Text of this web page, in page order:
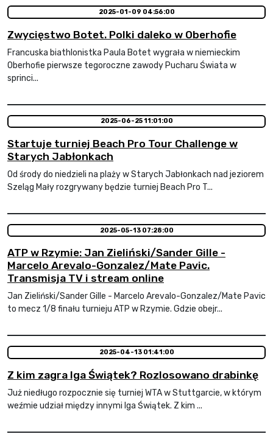
2025-01-09 04:56:00
Zwycięstwo Botet. Polki daleko w Oberhofie
Francuska biathlonistka Paula Botet wygrała w niemieckim
Oberhofie pierwsze tegoroczne zawody Pucharu Świata w
sprinci...
2025-06-25 11:01:00
Startuje turniej Beach Pro Tour Challenge w
Starych Jabłonkach
Od środy do niedzieli na plaży w Starych Jabłonkach nad jeziorem
Szeląg Mały rozgrywany będzie turniej Beach Pro T...
2025-05-13 07:28:00
ATP w Rzymie: Jan Zieliński/Sander Gille -
Marcelo Arevalo-Gonzalez/Mate Pavic.
Transmisja TV i stream online
Jan Zieliński/Sander Gille - Marcelo Arevalo-Gonzalez/Mate Pavic
to mecz 1/8 finału turnieju ATP w Rzymie. Gdzie obejr...
2025-04-13 01:41:00
Z kim zagra Iga Świątek? Rozlosowano drabinkę
Już niedługo rozpocznie się turniej WTA w Stuttgarcie, w którym
weźmie udział między innymi Iga Świątek. Z kim ...